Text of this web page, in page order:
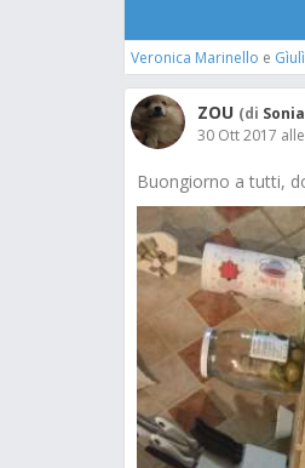
Veronica Marinello e
ZOU (di
30 Ott 2017
Buongiorno a tutti,